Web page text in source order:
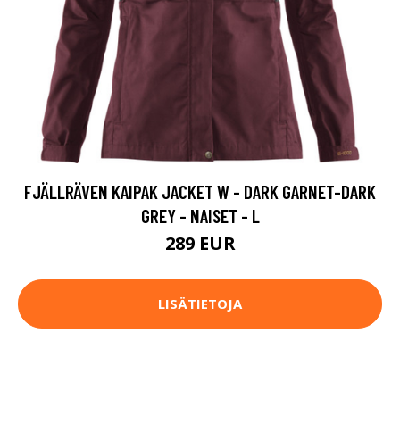
FJÄLLRÄVEN KAIPAK JACKET W - DARK GARNET-DARK
GREY - NAISET - L
289 EUR
LISÄTIETOJA